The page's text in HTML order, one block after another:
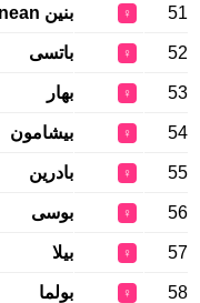
51
♀ بنين Benean
52
♀ باتسى
53
♀ بهار
54
♀ بيشامون
55
♀ بادرين
56
♀ بوسى
57
♀ بيلا
58
♀ بولما